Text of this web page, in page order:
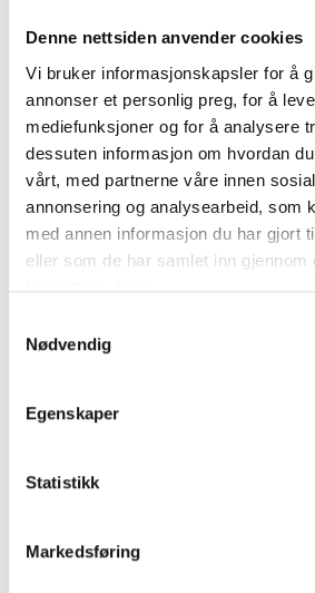
Denne nettsiden anvender cookies
Vi bruker informasjonskapsler for å
annonser et personlig preg, for å
mediefunksjoner og for å analysere
dessuten informasjon om hvordan
vårt, med partnerne våre innen
annonsering og analysearbeid, som
med annen informasjon du har gjort
eller som de har samlet inn gjennom
Nødvendig
Egenskaper
Statistikk
Markedsføring
Se med mørk